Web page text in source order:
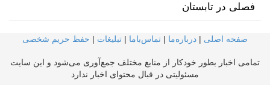
فصلی در تابستان
صفحه اصلی | درباره‌ما | تماس‌با‌ما | تبلیغات | حفظ حریم شخصی
تمامی اخبار بطور خودکار از منابع مختلف جمع‌آوری می‌شود و این سایت
مسئولیتی در قبال محتوای اخبار ندارد